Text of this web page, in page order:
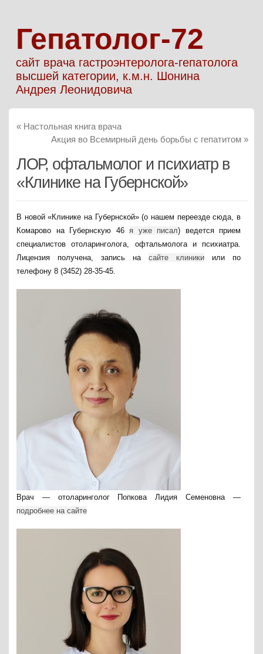
Гепатолог-72
сайт врача гастроэнтеролога-гепатолога
высшей категории, к.м.н. Шонина
Андрея Леонидовича
« Настольная книга врача
Акция во Всемирный день борьбы с гепатитом »
ЛОР, офтальмолог и психиатр в
«Клинике на Губернской»
В новой «Клинике на Губернской» (о нашем переезде сюда, в
Комарово на Губернскую 46 я уже писал) ведется прием
специалистов отоларинголога, офтальмолога и психиатра.
Лицензия получена, запись на сайте клиники или по
телефону 8 (3452) 28-35-45.
Врач — отоларинголог Попкова Лидия Семеновна —
подробнее на сайте